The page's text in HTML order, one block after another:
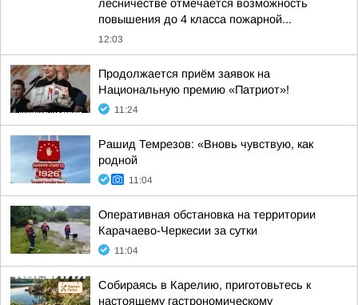
лесничестве отмечается возможность
повышения до 4 класса пожарной...
12:03
Продолжается приём заявок на
Национальную премию «Патриот»!
11:24
Рашид Темрезов: «Вновь чувствую, как
родной
11:04
Оперативная обстановка на территории
Карачаево-Черкесии за сутки
11:04
Собираясь в Карелию, приготовьтесь к
настоящему гастрономическому